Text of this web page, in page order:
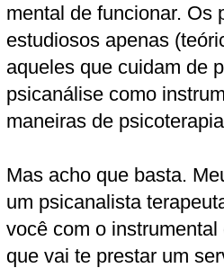
mental de funcionar. Os
estudiosos apenas
aqueles que cuidam de
psicanálise como
maneiras de
Mas acho que basta.
um psicanalista
você com o
que vai te prestar um